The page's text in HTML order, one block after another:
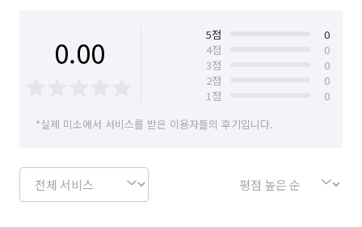
0.00 5점
0
4점
0
3점
0
2점
0
1점
0
*실제 미소에서 서비스를 받은 이용자들의 후기입니다.